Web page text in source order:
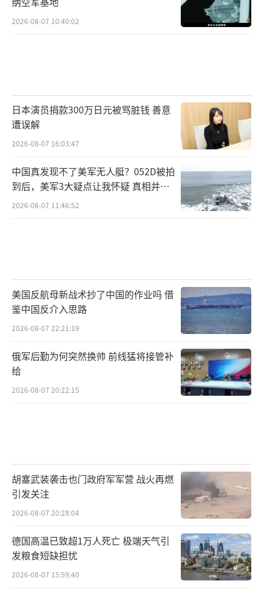
2026-08-07 10:40:02
日本演员捐款300万日元被骂脏钱 善意
遭误解
2026-08-07 16:03:47
中国真发现不了美军无人艇？052D被拍
到后，美军3大疑点让我怀疑 真相并非
如此
2026-08-07 11:46:52
美国反航母新战术抄了中国的作业吗 借
鉴中国反介入思路
2026-08-07 22:21:19
俄军后勤为何突然换帅 前线猛将接管补
给
2026-08-07 20:22:15
胡塞武装袭击也门政府军军营 战火再燃
引发关注
2026-08-07 20:28:04
德国高温已致超1万人死亡 极端天气引
发粮食短缺担忧
2026-08-07 15:59:40